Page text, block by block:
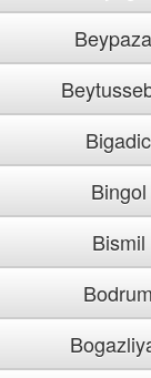
Bigadic
Bingol
Bismil
Bodrum